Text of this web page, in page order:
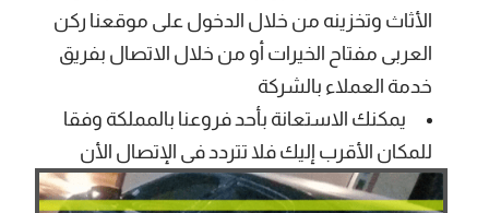
الأثاث وتخزينه من خلال الدخول على موقعنا ركن
العربى مفتاح الخيرات أو من خلال الاتصال بفريق
خدمة العملاء بالشركة
يمكنك الاستعانة بأحد فروعنا بالمملكة وفقا
للمكان الأقرب إليك فلا تتردد فى الإتصال الأن